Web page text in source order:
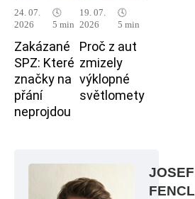
24. 07.
2026
🕓
5 min
Zakázané
SPZ: Které
značky na
přání
neprojdou
19. 07.
2026
🕓
5 min
Proč z aut
zmizely
výklopné
světlomety
JOSEF
FENCL